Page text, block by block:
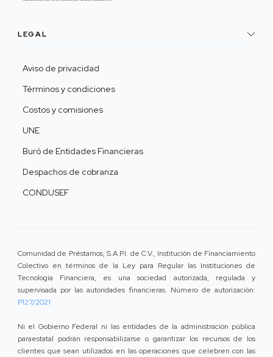
LEGAL
Aviso de privacidad
Términos y condiciones
Costos y comisiones
UNE
Buró de Entidades Financieras
Despachos de cobranza
CONDUSEF
Comunidad de Préstamos, S.A.P.I. de C.V., Institución de Financiamiento
Colectivo en términos de la Ley para Regular las Instituciones de
Tecnología Financiera, es una sociedad autorizada, regulada y
supervisada por las autoridades financieras. Número de autorización:
P127/2021
Ni el Gobierno Federal ni las entidades de la administración pública
paraestatal podrán responsabilizarse o garantizar los recursos de los
clientes que sean utilizados en las operaciones que celebren con las